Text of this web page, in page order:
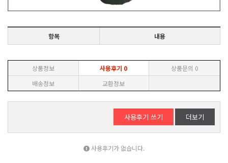
항목 내용
상품정보 사용후기 0 상품문의 0
배송정보
교환정보
사용후기 쓰기 더보기
사용후기가 없습니다.